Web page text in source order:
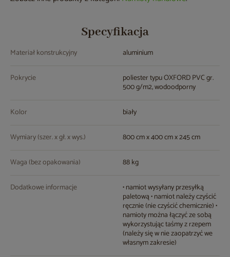
Specyfikacja
Materiał konstrukcyjny aluminium
Pokrycie poliester typu OXFORD PVC gr.
500 g/m2, wodoodporny
Kolor biały
Wymiary (szer. x gł. x wys.) 800 cm x 400 cm x 245 cm
Waga (bez opakowania) 88 kg
Dodatkowe informacje • namiot wysyłany przesyłką
paletową • namiot należy czyścić
ręcznie (nie czyścić chemicznie) •
namioty można łączyć ze sobą
wykorzystując taśmy z rzepem
(należy się w nie zaopatrzyć we
własnym zakresie)